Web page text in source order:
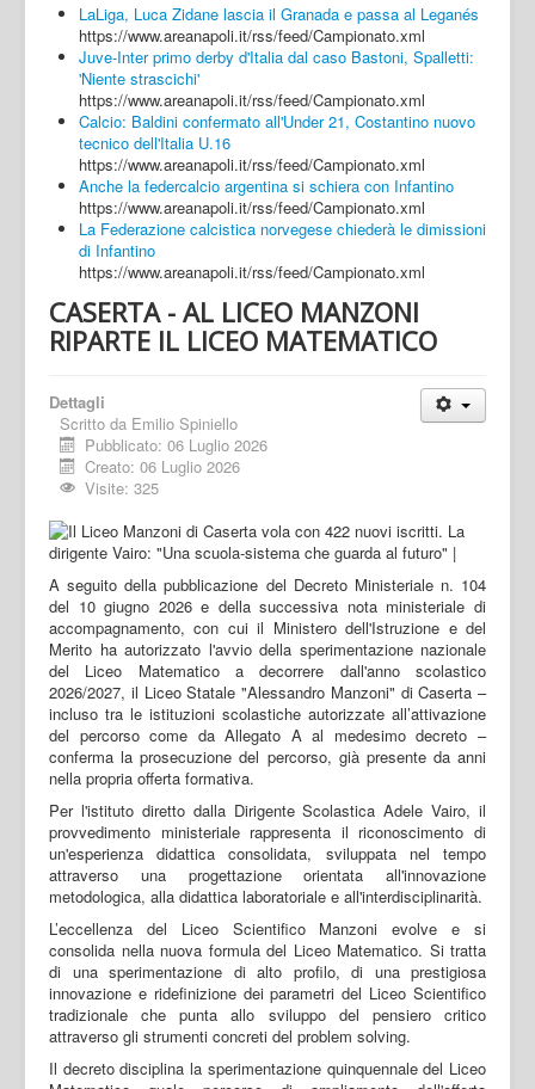
LaLiga, Luca Zidane lascia il Granada e passa al Leganés
https://www.areanapoli.it/rss/feed/Campionato.xml
Juve-Inter primo derby d'Italia dal caso Bastoni, Spalletti:
'Niente strascichi'
https://www.areanapoli.it/rss/feed/Campionato.xml
Calcio: Baldini confermato all'Under 21, Costantino nuovo
tecnico dell'Italia U.16
https://www.areanapoli.it/rss/feed/Campionato.xml
Anche la federcalcio argentina si schiera con Infantino
https://www.areanapoli.it/rss/feed/Campionato.xml
La Federazione calcistica norvegese chiederà le dimissioni
di Infantino
https://www.areanapoli.it/rss/feed/Campionato.xml
CASERTA - AL LICEO MANZONI
RIPARTE IL LICEO MATEMATICO
Dettagli
Scritto da Emilio Spiniello
Pubblicato: 06 Luglio 2026
Creato: 06 Luglio 2026
Visite: 325
A seguito della pubblicazione del Decreto Ministeriale n. 104
del 10 giugno 2026 e della successiva nota ministeriale di
accompagnamento, con cui il Ministero dell'Istruzione e del
Merito ha autorizzato l'avvio della sperimentazione nazionale
del Liceo Matematico a decorrere dall'anno scolastico
2026/2027, il Liceo Statale "Alessandro Manzoni" di Caserta –
incluso tra le istituzioni scolastiche autorizzate all’attivazione
del percorso come da Allegato A al medesimo decreto –
conferma la prosecuzione del percorso, già presente da anni
nella propria offerta formativa.
Per l'istituto diretto dalla Dirigente Scolastica Adele Vairo, il
provvedimento ministeriale rappresenta il riconoscimento di
un'esperienza didattica consolidata, sviluppata nel tempo
attraverso una progettazione orientata all'innovazione
metodologica, alla didattica laboratoriale e all'interdisciplinarità.
L’eccellenza del Liceo Scientifico Manzoni evolve e si
consolida nella nuova formula del Liceo Matematico. Si tratta
di una sperimentazione di alto profilo, di una prestigiosa
innovazione e ridefinizione dei parametri del Liceo Scientifico
tradizionale che punta allo sviluppo del pensiero critico
attraverso gli strumenti concreti del problem solving.
Il decreto disciplina la sperimentazione quinquennale del Liceo